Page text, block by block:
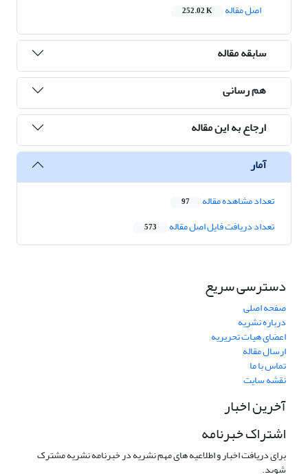
اصل مقاله
252.02 K
سابقه مقاله
هم رسانی
ارجاع به این مقاله
آمار
تعداد مشاهده مقاله 97
تعداد دریافت فایل اصل مقاله 573
دسترسی سریع
صفحه اصلی
درباره نشریه
اعضای هیات تحریریه
ارسال مقاله
تماس با ما
نقشه سایت
آخرین اخبار
اشتراک خبرنامه
برای دریافت اخبار و اطلاعیه های مهم نشریه در خبرنامه نشریه مشترک
شوید.